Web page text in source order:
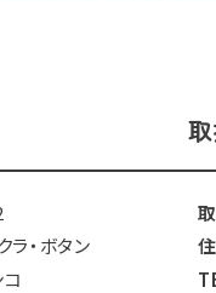
ラ・ボタン